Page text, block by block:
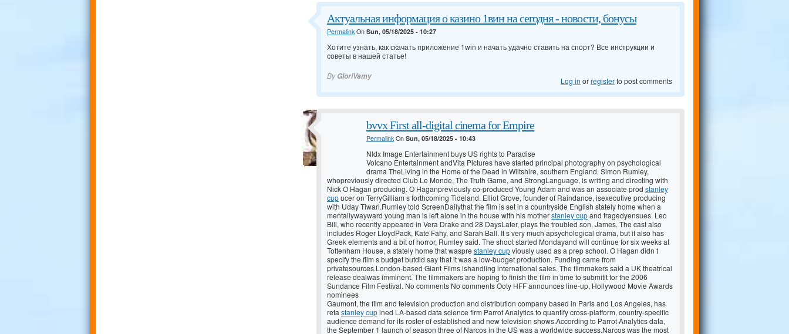
Актуальная информация о казино 1вин на сегодня - новости, бонусы
PermalinkOn Sun, 05/18/2025 - 10:27
Хотите узнать, какскачать приложение 1win и начать удачно ставить на спорт? Все инструкции и
советы в нашей статье!
By GloriVamy Log in orregisterto post comments
bvvx First all-digital cinema for Empire
PermalinkOn Sun, 05/18/2025 - 10:43
Nldx Image Entertainment buys US rights to Paradise
Volcano Entertainment andVita Pictures have started principal photography on psychological
drama TheLiving in the Home of the Dead in Wiltshire, southern England. Simon Rumley,
whopreviously directed Club Le Monde, The Truth Game, and StrongLanguage, is writing and directing with
Nick O Hagan producing. O Haganpreviously co-produced Young Adam and was an associate prod stanley
cupucer on TerryGilliam s forthcoming Tideland. Elliot Grove, founder of Raindance, isexecutive producing
with Uday Tiwari.Rumley told ScreenDailythat the film is set in a countryside English stately home when a
mentallywayward young man is left alone in the house with his motherstanley cupand tragedyensues. Leo
Bill, who recently appeared in Vera Drake and 28 DaysLater, plays the troubled son, James. The cast also
includes Roger LloydPack, Kate Fahy, and Sarah Ball. It s very much apsychological drama, but it also has
Greek elements and a bit of horror, Rumley said. The shoot started Mondayand will continue for six weeks at
Tottenham House, a stately home that waspre stanley cupviously used as a prep school. O Hagan didn t
specify the film s budget butdid say that it was a low-budget production. Funding came from
privatesources.London-based Giant Films ishandling international sales. The filmmakers said a UK theatrical
release dealwas imminent. The filmmakers are hoping to finish the film in time to submitit for the 2006
Sundance Film Festival. No comments No comments Ooty HFF announces line-up, Hollywood Movie Awards
nominees
Gaumont, the film and television production and distribution company based in Paris and Los Angeles, has
reta stanley cupined LA-based data science firm Parrot Analytics to quantify cross-platform, country-specific
audience demand for its roster of established and new television shows.According to Parrot Analytics data,
the September 1 launch of season three of Narcos in the US was a worldwide success.Narcos was the most